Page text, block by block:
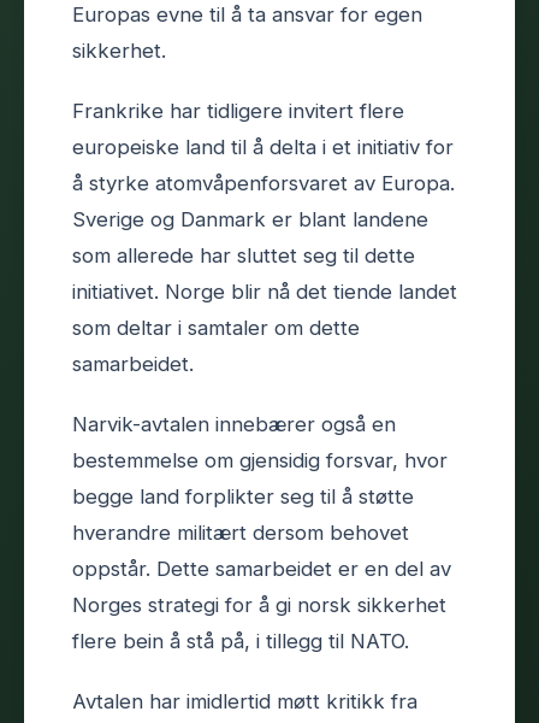
Europas evne til å ta ansvar for egen
sikkerhet.
Frankrike har tidligere invitert flere
europeiske land til å delta i et initiativ for
å styrke atomvåpenforsvaret av Europa.
Sverige og Danmark er blant landene
som allerede har sluttet seg til dette
initiativet. Norge blir nå det tiende landet
som deltar i samtaler om dette
samarbeidet.
Narvik-avtalen innebærer også en
bestemmelse om gjensidig forsvar, hvor
begge land forplikter seg til å støtte
hverandre militært dersom behovet
oppstår. Dette samarbeidet er en del av
Norges strategi for å gi norsk sikkerhet
flere bein å stå på, i tillegg til NATO.
Avtalen har imidlertid møtt kritikk fra